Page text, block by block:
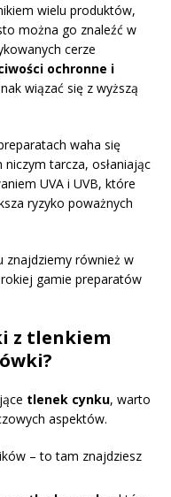
wielu produktów,
można go znaleźć w
cerze
ochronne i
wiązać się z wyższą
waha się
niczym tarcza, osłaniając
UVA i UVB, które
ryzyko poważnych
znajdziemy również w
gamie preparatów
z tlenkiem
tlenek cynku, warto
aspektów.
– to tam znajdziesz